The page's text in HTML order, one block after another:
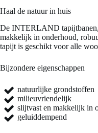
Haal de natuur in huis
De INTERLAND tapijtbanen,
makkelijk in onderhoud,
tapijt is geschikt voor alle
Bijzondere eigenschappen
natuurlijke grondstoffen
milieuvriendelijk
slijtvast en makkelijk in
geluiddempend